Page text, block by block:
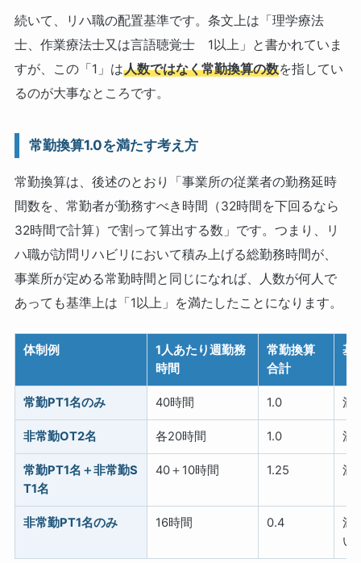
続いて、リハ職の配置基準です。条文上は「理学療法
士、作業療法士又は言語聴覚士 1以上」と書かれていま
すが、この「1」は人数ではなく常勤換算の数を指してい
るのが大事なところです。
常勤換算1.0を満たす考え方
常勤換算は、後述のとおり「事業所の従業者の勤務延時
間数を、常勤者が勤務すべき時間（32時間を下回るなら
32時間で計算）で割って算出する数」です。つまり、リ
ハ職が訪問リハビリにおいて積み上げる総勤務時間が、
事業所が定める常勤時間と同じになれば、人数が何人で
あっても基準上は「1以上」を満たしたことになります。
体制例
1人あたり週勤務
時間
常勤換算
合計
基
常勤PT1名のみ 40時間 1.0 満
非常勤OT2名 各20時間 1.0 満
常勤PT1名＋非常勤S
T1名
40＋10時間 1.25 満
非常勤PT1名のみ 16時間 0.4
満
い